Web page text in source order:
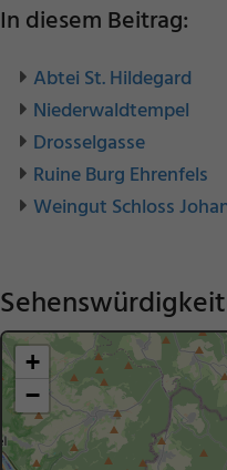
In diesem Beitrag:
Abtei St. Hildegard
Niederwaldtempel
Drosselgasse
Ruine Burg Ehrenfels
Weingut Schloss
+
−